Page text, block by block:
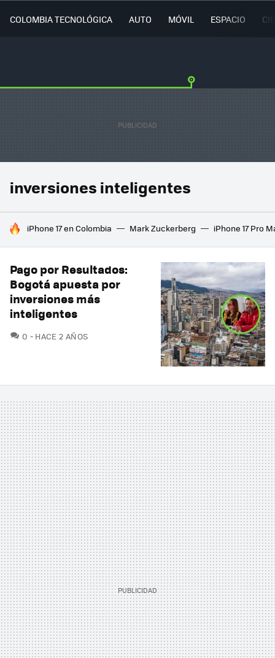
COLOMBIA TECNOLÓGICA AUTO MÓVIL ESPACIO
inversiones inteligentes
HOY SE HABLA DE
iPhone 17 en Colombia Mark Zuckerberg iPhone 17 Pro
Pago por Resultados:
Bogotá apuesta por
inversiones más
inteligentes
0 COMENTARIOS
HACE 2 AÑOS